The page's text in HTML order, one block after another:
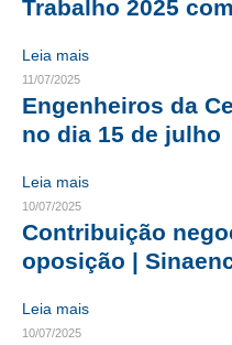
PERSONALIDADES DA
NÚCLEO DA MULHER
JURÍDICO
CONSULTORIA
ACORDOS, CONVENÇÕES E
Trabalho 2025
Leia mais
11/07/2025
Engenheiros da
no dia 15 de julho
Leia mais
10/07/2025
Contribuição
oposição |
Leia mais
10/07/2025